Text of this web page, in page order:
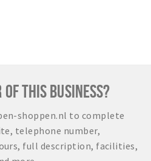
OF THIS BUSINESS?
shoppen.nl to complete
telephone number,
full description, facilities,